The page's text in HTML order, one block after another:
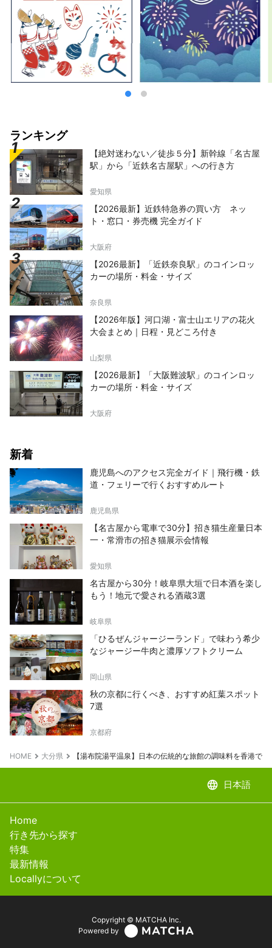
ランキング
【絶対迷わない／徒歩５分】新幹線「名古屋
駅」から「近鉄名古屋駅」への行き方
愛知県
【2026最新】近鉄特急券の買い方 ネッ
ト・窓口・券売機 完全ガイド
大阪府
【2026最新】「近鉄奈良駅」のコインロッ
カーの場所・料金・サイズ
奈良県
【2026年版】河口湖・富士山エリアの花火
大会まとめ｜日程・見どころ付き
山梨県
【2026最新】「大阪難波駅」のコインロッ
カーの場所・料金・サイズ
大阪府
新着
鹿児島へのアクセス完全ガイド｜飛行機・鉄
道・フェリーで行くおすすめルート
鹿児島県
【名古屋から電車で30分】招き猫生産量日本
一・常滑市の招き猫展示会情報
愛知県
名古屋から30分！岐阜県大垣で日本酒を楽し
もう！地元で愛される酒蔵3選
岐阜県
「ひるぜんジャージーランド」で味わう希少
なジャージー牛肉と濃厚ソフトクリーム
岡山県
秋の京都に行くべき、おすすめ紅葉スポット
7選
京都府
HOME 大分県 【湯布院湯平温泉】日本の伝統的な旅館の調味料を香港で販
language 日本語
Home
行き先から探す
特集
最新情報
Locallyについて
Copyright © MATCHA Inc.
Powered by